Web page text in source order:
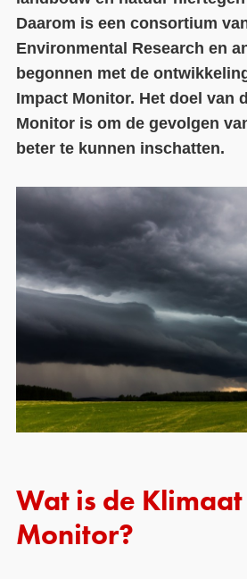
Daarom is een consortium
Environmental Research en
begonnen met de
Impact Monitor. Het doel van
Monitor is om de gevolgen
beter te kunnen inschatten.
Wat is de
Monitor?